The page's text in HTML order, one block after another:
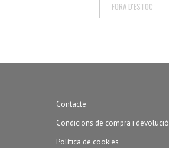
FORA D'ESTOC
Contacte
Condicions de compra i devolució
Política de cookies